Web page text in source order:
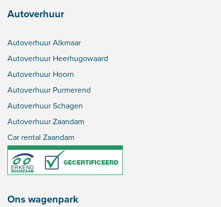
Autoverhuur
Autoverhuur Alkmaar
Autoverhuur Heerhugowaard
Autoverhuur Hoorn
Autoverhuur Purmerend
Autoverhuur Schagen
Autoverhuur Zaandam
Car rental Zaandam
Ons wagenpark